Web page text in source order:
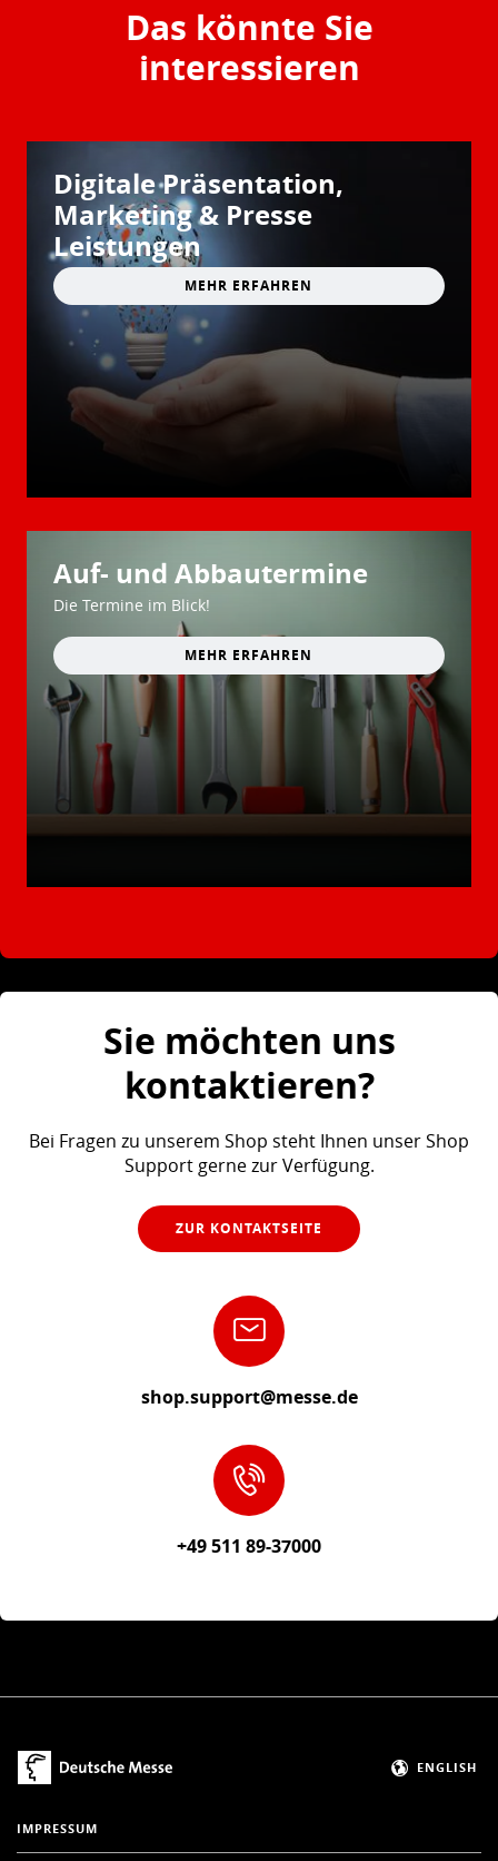
Das könnte Sie
interessieren
Digitale Präsentation,
Marketing & Presse
Leistungen
MEHR ERFAHREN
Auf- und Abbautermine
Die Termine im Blick!
MEHR ERFAHREN
Sie möchten uns
kontaktieren?
Bei Fragen zu unserem Shop steht Ihnen unser Shop
Support gerne zur Verfügung.
ZUR KONTAKTSEITE
shop.support@messe.de
+49 511 89-37000
IMPRESSUM
ENGLISH